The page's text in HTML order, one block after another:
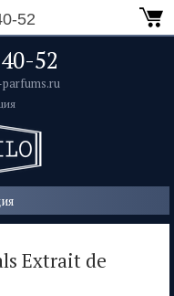
52
52
Extrait de